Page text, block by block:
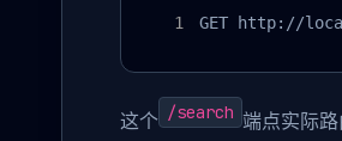
GET http://
这个 /search 端点实际